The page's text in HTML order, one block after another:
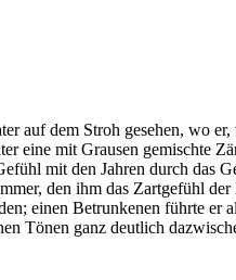
auf dem Stroh gesehen, wo
eine mit Grausen gemischte
mit den Jahren durch das
den ihm das Zartgefühl
einen Betrunkenen führte
Tönen ganz deutlich